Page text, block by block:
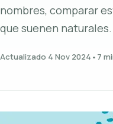
nombres, comparar
que suenen naturales.
Actualizado 4 Nov 2024 • 7